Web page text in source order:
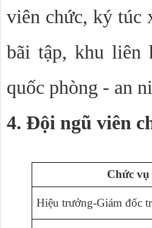
viên chức, ký túc
bãi tập, khu liên
quốc phòng - an
4. Đội ngũ viên
Chức vụ
Hiệu trưởng-Giám đốc